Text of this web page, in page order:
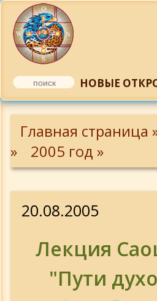
НОВЫЕ
Главная страница
»
2005 год »
20.08.2005
Лекция
"Пути
В Балаклаве
2 в Балаклаве 12
В Севастополе
2 В Севастополе
На 8-летие КИНа